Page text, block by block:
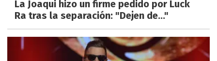
La Joaqui hizo un firme pedido por Luck
Ra tras la separación: "Dejen de..."